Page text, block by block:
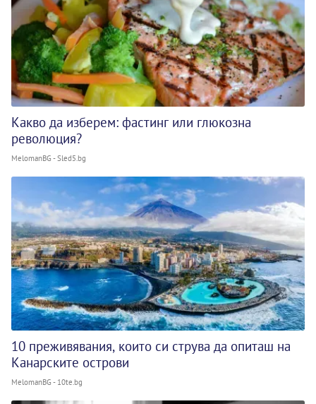
Какво да изберем: фастинг или глюкозна
революция?
MelomanBG - Sled5.bg
10 преживявания, които си струва да опиташ на
Канарските острови
MelomanBG - 10te.bg